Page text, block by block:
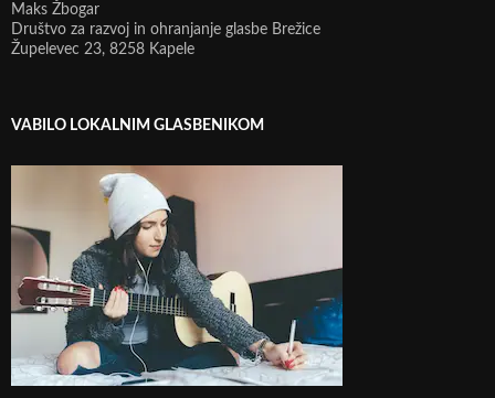
Maks Žbogar
Društvo za razvoj in ohranjanje glasbe Brežice
Župelevec 23, 8258 Kapele
VABILO LOKALNIM GLASBENIKOM